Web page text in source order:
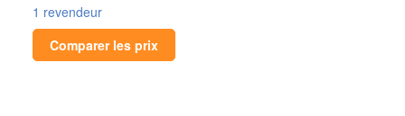
1 revendeur
Comparer les prix